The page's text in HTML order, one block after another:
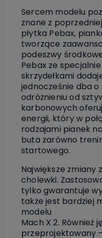
Sercem modelu
znane z
płytka Pebax,
tworzące
podeszwy
Pebax ze
skrzydełkami
jednocześnie dba
odróżnieniu od
karbonowych
energii, który w
rodzajami pianek
buta zarówno
startowego.
Największe zmiany
cholewki.
tylko gwarantuje
także jest bardziej
modelu
Mach X 2. Również
przeprojektowany